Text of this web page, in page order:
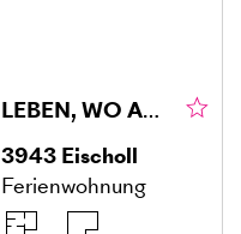
LEBEN, WO ANDERE AUFTANKEN
3943 Eischoll
Ferienwohnung